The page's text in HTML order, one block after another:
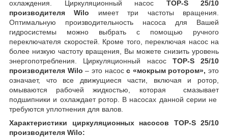
охлаждения. Циркуляционный насос TOP-S 25/10
производителя Wilo имеет три частоты вращения.
Оптимальную производительность насоса для Вашей
гидросистемы можно выбрать с помощью ручного
переключателя скоростей. Кроме того, переключая насос на
более низкую частоту вращения, Вы можете снизить уровень
энергопотребления. Циркуляционный насос TOP-S 25/10
производителя Wilo – это насосс «мокрым ротором», это
означает, что все движущиеся части, включая и ротор,
омываются рабочей жидкостью, которая смазывает
подшипники и охлаждает ротор. В насосах данной серии не
требуются уплотнения для валов.
Характеристики циркуляционных насосов TOP-S 25/10
производителя Wilo: